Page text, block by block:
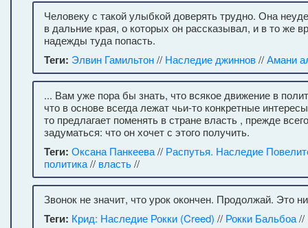
Человеку с такой улыбкой доверять трудно. Она
в дальние края, о которых он рассказывал, и в то же
надежды туда попасть.
Теги: Элвин Гамильтон// Наследие джиннов//Амани
... Вам уже пора бы знать, что всякое движение в
что в основе всегда лежат чьи-то конкретные
то предлагает поменять в стране власть , прежде
задуматься: что он хочет с этого получить.
Теги: Оксана Панкеева// Распутья. Наследие
политика// власть//
Звонок не значит, что урок окончен. Продолжай. Это
Теги: Крид: Наследие Рокки (Creed) // Рокки Бальбоа//